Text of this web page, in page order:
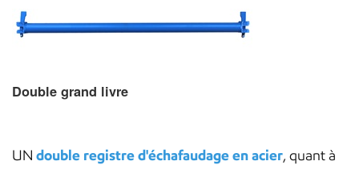
Double grand livre
UN double registre d'échafaudage en acier, quant à